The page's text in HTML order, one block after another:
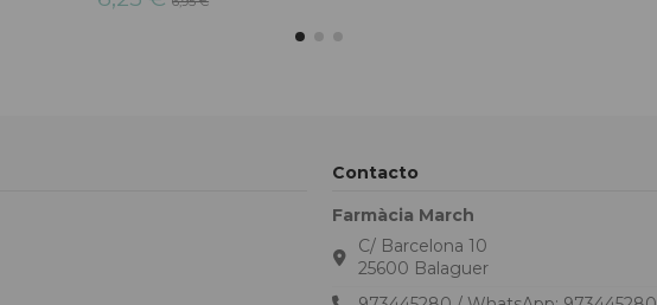
Contacto
Farmàcia March
C/ Barcelona 10
25600 Balaguer